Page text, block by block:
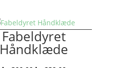
Fabeldyret
Håndklæde